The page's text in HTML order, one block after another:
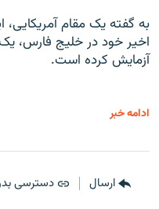
به گفته یک مقام آمریکایی،
اخیر خود در خلیج فارس،
آزمایش کرده است.
ادامه خبر
ارسال دسترسی